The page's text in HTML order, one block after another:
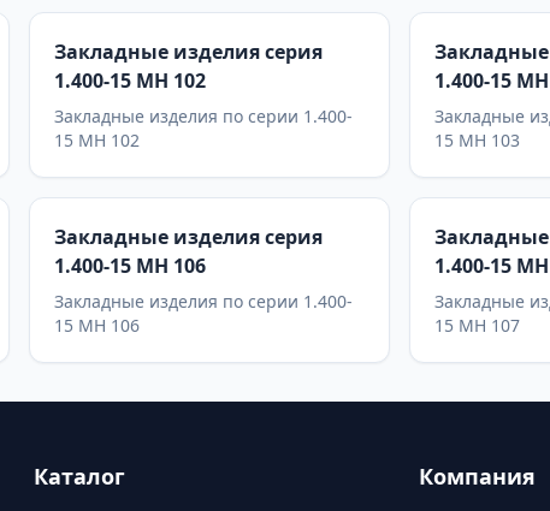
Закладные изделия серия
1.400-15 МН 102
Закладные изделия по серии 1.400-
15 МН 102
1.400-15
Закладные
15 МН 103
Закладные изделия серия
1.400-15 МН 106
Закладные изделия по серии 1.400-
15 МН 106
1.400-15
Закладные
15 МН 107
Каталог Компания